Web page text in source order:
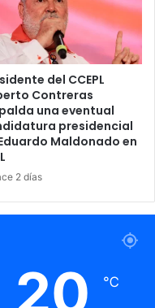
PSH
del CCEPL
Contreras
una eventual
presidencial
Maldonado en
2 días
20 ℃